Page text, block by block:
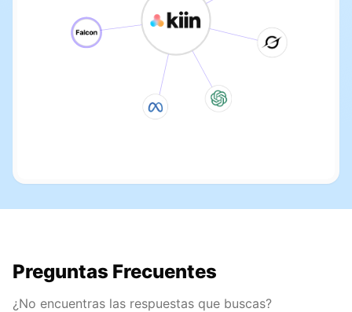
Preguntas Frecuentes
¿No encuentras las respuestas que buscas?